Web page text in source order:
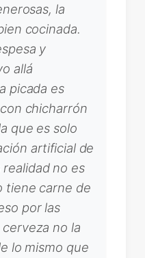
la
cocinada.
y
allá
picada es
chicharrón
que es solo
artificial de
no es
tiene carne de
por las
no la
lo mismo que